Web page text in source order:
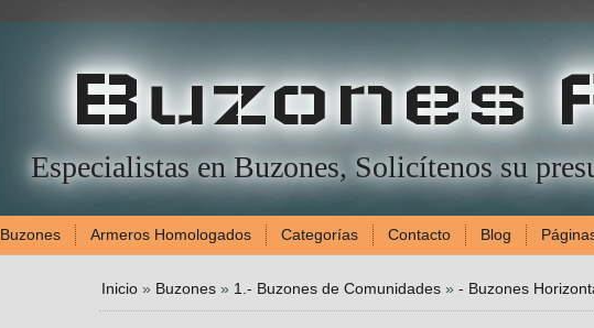
Buzones
Especialistas en Buzones, Solicítenos su
Buzones Armeros Homologados Categorías Contacto Blog
Inicio» Buzones» 1.- Buzones de Comunidades» - Buzones